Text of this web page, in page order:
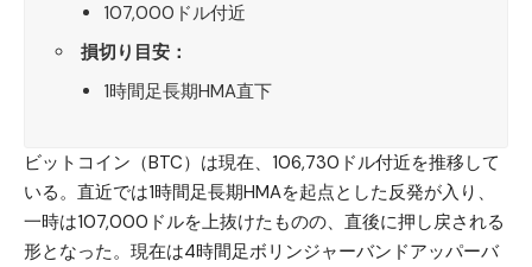
107,000ドル付近
損切り目安：
1時間足長期HMA直下
ビットコイン（BTC） は現在、106,730ドル付近を推移して
いる。直近では1時間足長期HMAを起点とした反発が入り、
一時は107,000ドルを上抜けたものの、直後に押し戻される
形となった。現在は4時間足ボリンジャーバンドアッパーバ